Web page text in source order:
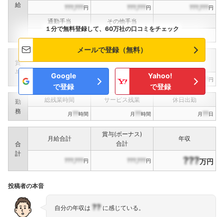
給
???,???円 ???,???円 ???,???円
通勤手当
その他手当
賞
与
インセンティブ賞与
決算賞与
???,??? ???,??? 円 ???,??? 円
勤
務
総残業時間 サービス残業 休日出勤
月 ??時間 月 ??時間 月 ??日
合
計
月給合計
賞与(ボーナス)
合計
年収
???,???円 ???,???円 ???万円
１分で無料登録して、60万社の口コミをチェック
メールで登録（無料）
Google
で登録
Yahoo!
で登録
投稿者の本音
自分の年収は ??に感じている。